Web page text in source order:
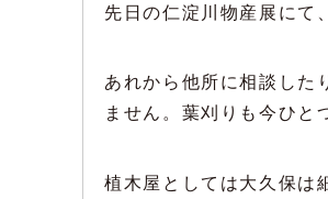
先日の仁淀川物産展にて
あれから他所に相談した
ません。葉刈りも今ひと
植木屋としては大久保は